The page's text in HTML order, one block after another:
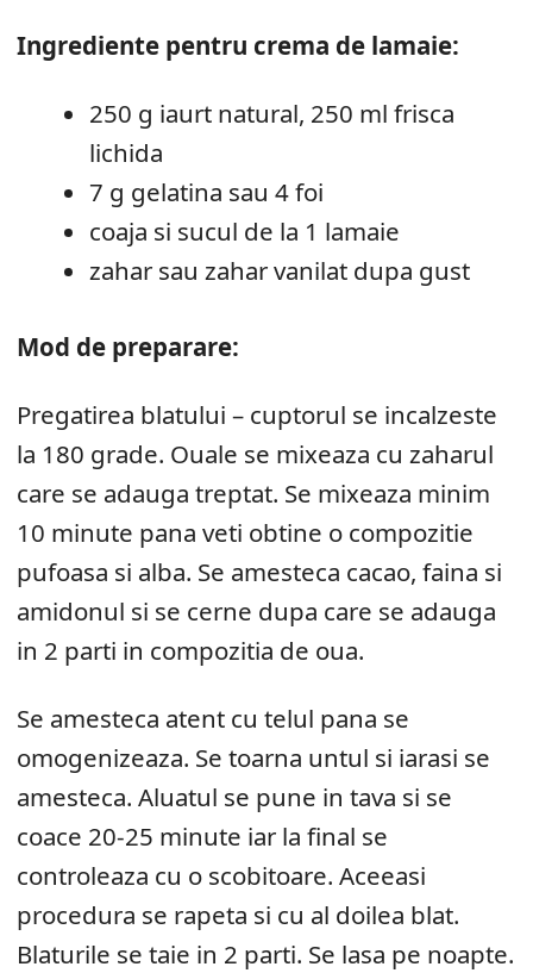
Ingrediente pentru crema de lamaie:
250 g iaurt natural, 250 ml frisca
lichida
7 g gelatina sau 4 foi
coaja si sucul de la 1 lamaie
zahar sau zahar vanilat dupa gust
Mod de preparare:
Pregatirea blatului – cuptorul se incalzeste
la 180 grade. Ouale se mixeaza cu zaharul
care se adauga treptat. Se mixeaza minim
10 minute pana veti obtine o compozitie
pufoasa si alba. Se amesteca cacao, faina si
amidonul si se cerne dupa care se adauga
in 2 parti in compozitia de oua.
Se amesteca atent cu telul pana se
omogenizeaza. Se toarna untul si iarasi se
amesteca. Aluatul se pune in tava si se
coace 20-25 minute iar la final se
controleaza cu o scobitoare. Aceeasi
procedura se rapeta si cu al doilea blat.
Blaturile se taie in 2 parti. Se lasa pe noapte.